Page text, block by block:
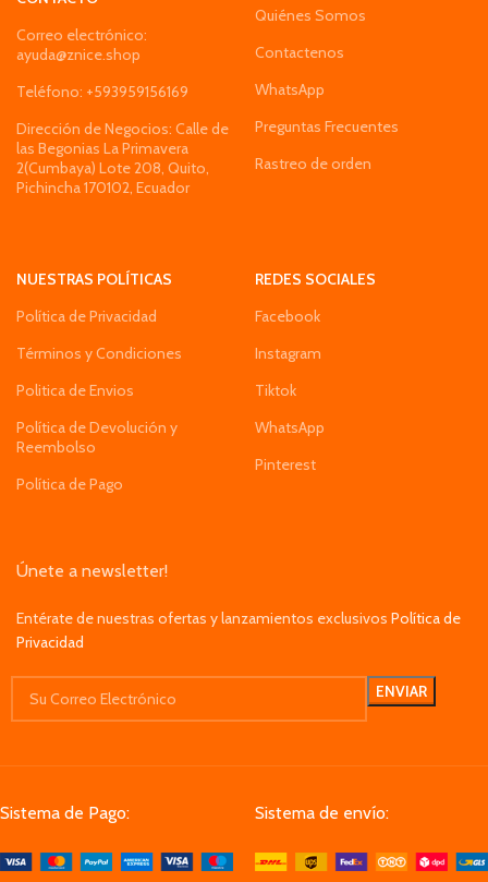
Correo electrónico:
ayuda@znice.shop
Teléfono: +593959156169
Dirección de Negocios: Calle de
las Begonias La Primavera
2(Cumbaya) Lote 208, Quito,
Pichincha 170102, Ecuador
Quiénes Somos
Contactenos
WhatsApp
Preguntas Frecuentes
Rastreo de orden
NUESTRAS POLÍTICAS
Política de Privacidad
Términos y Condiciones
Politica de Envios
Política de Devolución y
Reembolso
Política de Pago
REDES SOCIALES
Facebook
Instagram
Tiktok
WhatsApp
Pinterest
Únete a newsletter!
Entérate de nuestras ofertas y lanzamientos exclusivos Política de
Privacidad
Sistema de Pago: Sistema de envío: